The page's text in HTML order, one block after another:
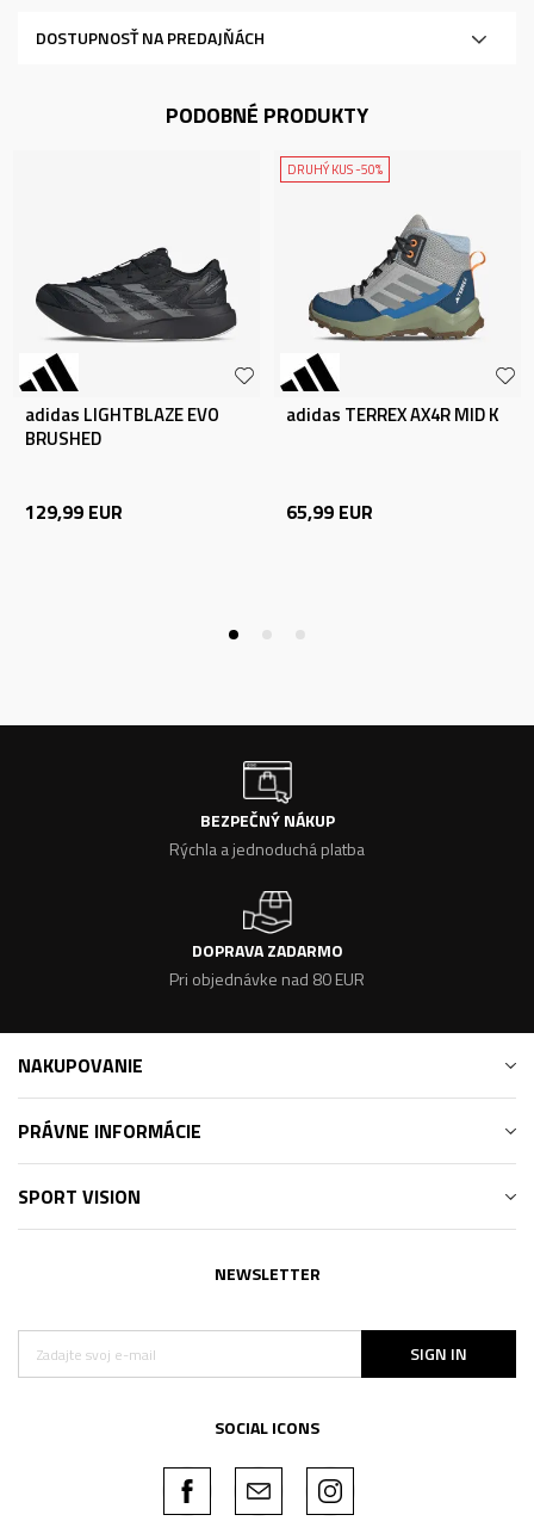
DOSTUPNOSŤ NA PREDAJŇÁCH
PODOBNÉ PRODUKTY
adidas LIGHTBLAZE EVO
BRUSHED
129,99 EUR
DRUHÝ KUS -50%
adidas TERREX AX4R MID K
65,99 EUR
BEZPEČNÝ NÁKUP
Rýchla a jednoduchá platba
DOPRAVA ZADARMO
Pri objednávke nad 80 EUR
NAKUPOVANIE
PRÁVNE INFORMÁCIE
SPORT VISION
NEWSLETTER
SIGN IN
SOCIAL ICONS